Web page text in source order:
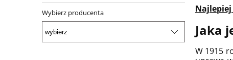
Wybierz producenta
Najlepiej
Jaka
W 1915